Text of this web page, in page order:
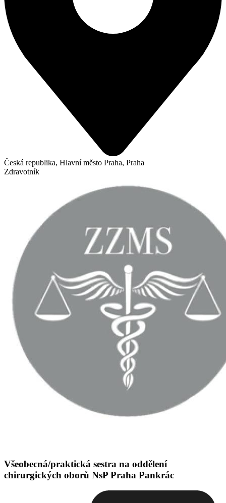
Česká republika, Hlavní město Praha, Praha
Zdravotník
Všeobecná/praktická sestra na oddělení
chirurgických oborů NsP Praha Pankrác